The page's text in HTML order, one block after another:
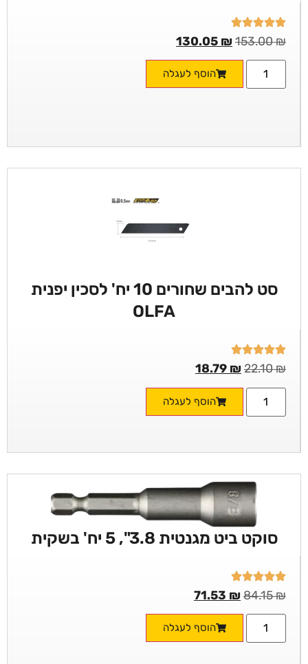
153.00₪
130.05 ₪
הוסף לעגלה
סט להבים שחורים 10 יח' לסכין יפנית
OLFA
22.10₪
18.79 ₪
הוסף לעגלה
סוקט ביט מגנטית 3.8", 5 יח' בשקית
84.15₪
71.53 ₪
הוסף לעגלה